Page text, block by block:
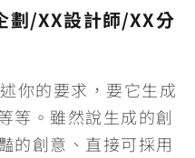
劃/XX設計師/XX分
你的要求，要它生成
等。雖然說生成的創
的創意、直接可採用